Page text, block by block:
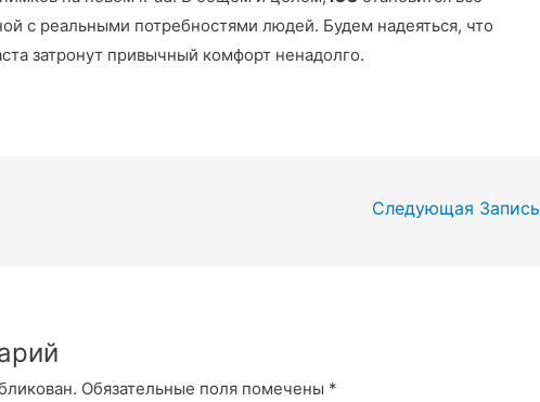
с реальными потребностями людей. Будем надеяться, что
затронут привычный комфорт ненадолго.
Следующая Запись
Обязательные поля помечены *